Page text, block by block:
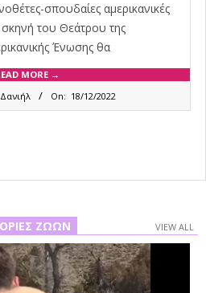
σπουδαίες αμερικανικές
σκηνή του Θεάτρου της
Ένωσης θα
MORE →
On: 18/12/2022
ΖΏΩΝ VIEW ALL